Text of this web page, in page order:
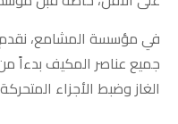
في مؤسسة المشامع،
جميع عناصر المكيف
الغاز وضبط الأجزاء